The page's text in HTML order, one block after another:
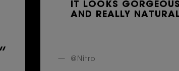
IT LOOKS GORGEOUS
AND REALLY
@Nitro